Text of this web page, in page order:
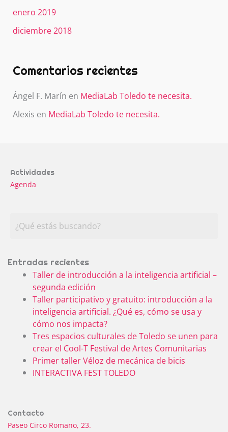
enero 2019
diciembre 2018
Comentarios recientes
Ángel F. Marín en MediaLab Toledo te necesita.
Alexis en MediaLab Toledo te necesita.
Actividades
Agenda
Entradas recientes
Taller de introducción a la inteligencia artificial –
segunda edición
Taller participativo y gratuito: introducción a la
inteligencia artificial. ¿Qué es, cómo se usa y
cómo nos impacta?
Tres espacios culturales de Toledo se unen para
crear el Cool-T Festival de Artes Comunitarias
Primer taller Véloz de mecánica de bicis
INTERACTIVA FEST TOLEDO
Contacto
Paseo Circo Romano, 23.